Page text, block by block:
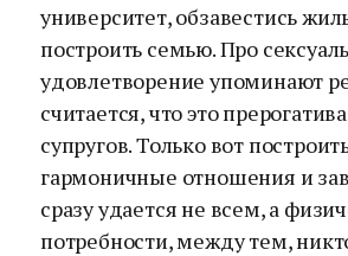
университет, обзавестись
построить семью. Про
удовлетворение упоминают
считается, что это
супругов. Только вот
гармоничные отношения и
сразу удается не всем, а
потребности, между тем,